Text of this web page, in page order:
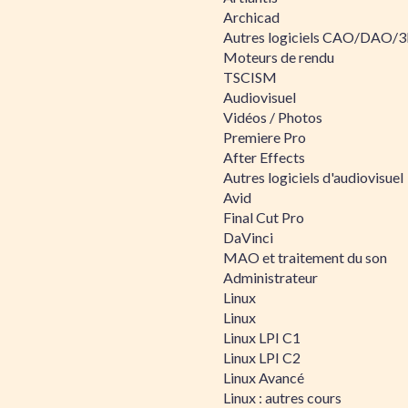
Archicad
Autres logiciels CAO/DAO/
Moteurs de rendu
TSCISM
Audiovisuel
Vidéos / Photos
Premiere Pro
After Effects
Autres logiciels d'audiovisuel
Avid
Final Cut Pro
DaVinci
MAO et traitement du son
Administrateur
Linux
Linux
Linux LPI C1
Linux LPI C2
Linux Avancé
Linux : autres cours